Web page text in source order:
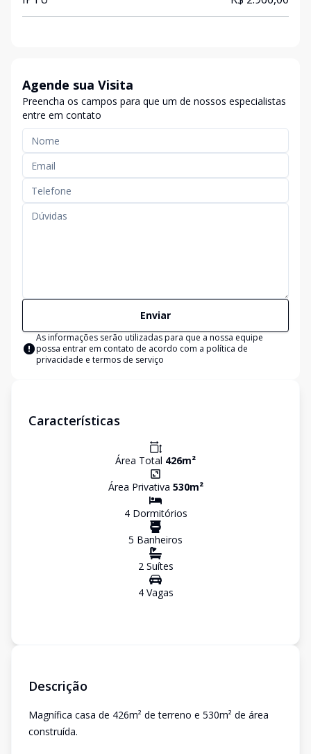
Agende sua Visita
Preencha os campos para que um de nossos especialistas
entre em contato
Enviar
As informações serão utilizadas para que a nossa equipe
possa entrar em contato de acordo com a política de
privacidade e termos de serviço
Características
Área Total 426m²
Área Privativa 530m²
4Dormitórios
5 Banheiros
2Suítes
4Vagas
Descrição
Magnífica casa de 426m² de terreno e 530m² de área
construída.